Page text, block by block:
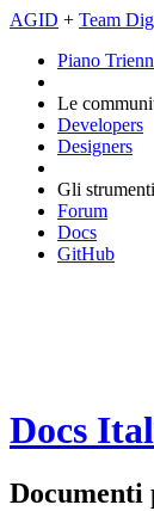
AGID + Team
Piano
Le
Developers
Designers
Gli strumenti
Forum
Docs
GitHub
Docs